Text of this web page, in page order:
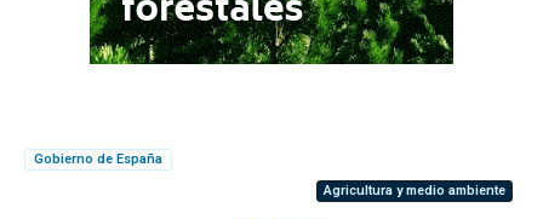
Gobierno de España
Agricultura y medio ambiente